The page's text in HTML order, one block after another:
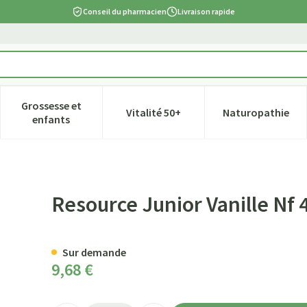
Conseil du pharmacien Livraison rapide
Beauté, soins et hygiène
menu pour la catégorie Régime, alimentation & vitamines
Grossesse et
enfantsAfficher le sous-menu pour la catégorie Grossesse et
Vitalité 50+Afficher le sous-menu pour la
Naturopathie
Afficher le
Resource Junior Vanille Nf
9,68 €
Sur demande